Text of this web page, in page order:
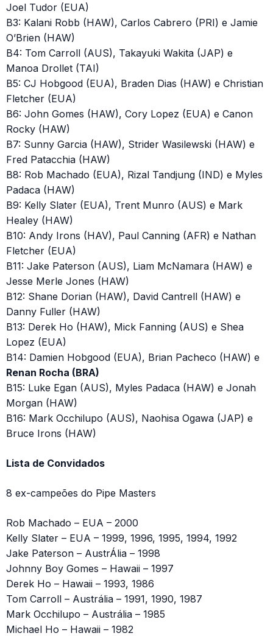
Joel Tudor (EUA)
B3: Kalani Robb (HAW), Carlos Cabrero (PRI) e Jamie
O’Brien (HAW)
B4: Tom Carroll (AUS), Takayuki Wakita (JAP) e
Manoa Drollet (TAI)
B5: CJ Hobgood (EUA), Braden Dias (HAW) e Christian
Fletcher (EUA)
B6: John Gomes (HAW), Cory Lopez (EUA) e Canon
Rocky (HAW)
B7: Sunny Garcia (HAW), Strider Wasilewski (HAW) e
Fred Patacchia (HAW)
B8: Rob Machado (EUA), Rizal Tandjung (IND) e Myles
Padaca (HAW)
B9: Kelly Slater (EUA), Trent Munro (AUS) e Mark
Healey (HAW)
B10: Andy Irons (HAV), Paul Canning (AFR) e Nathan
Fletcher (EUA)
B11: Jake Paterson (AUS), Liam McNamara (HAW) e
Jesse Merle Jones (HAW)
B12: Shane Dorian (HAW), David Cantrell (HAW) e
Danny Fuller (HAW)
B13: Derek Ho (HAW), Mick Fanning (AUS) e Shea
Lopez (EUA)
B14: Damien Hobgood (EUA), Brian Pacheco (HAW) e
Renan Rocha (BRA)
B15: Luke Egan (AUS), Myles Padaca (HAW) e Jonah
Morgan (HAW)
B16: Mark Occhilupo (AUS), Naohisa Ogawa (JAP) e
Bruce Irons (HAW)
Lista de Convidados
8 ex-campeões do Pipe Masters
Rob Machado – EUA – 2000
Kelly Slater – EUA – 1999, 1996, 1995, 1994, 1992
Jake Paterson – AustrÁlia – 1998
Johnny Boy Gomes – Hawaii – 1997
Derek Ho – Hawaii – 1993, 1986
Tom Carroll – Austrália – 1991, 1990, 1987
Mark Occhilupo – Austrália – 1985
Michael Ho – Hawaii – 1982